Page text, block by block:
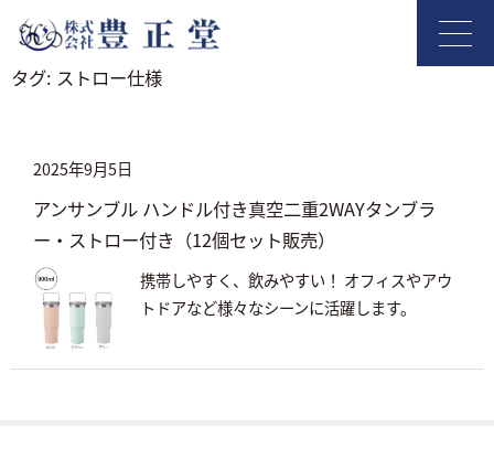
タグ: ストロー仕様
2025年9月5日
アンサンブル ハンドル付き真空二重2WAYタンブラ
ー・ストロー付き（12個セット販売）
携帯しやすく、飲みやすい！ オフィスやアウ
トドアなど様々なシーンに活躍します。